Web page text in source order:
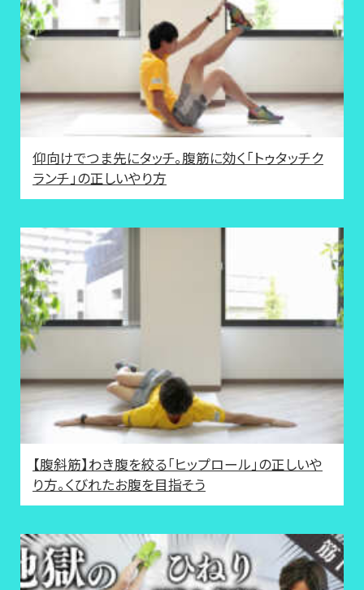
仰向けでつま先にタッチ。腹筋に効く「トゥタッチク
ランチ」の正しいやり方
【腹斜筋】わき腹を絞る「ヒップロール」の正しいや
り方。くびれたお腹を目指そう